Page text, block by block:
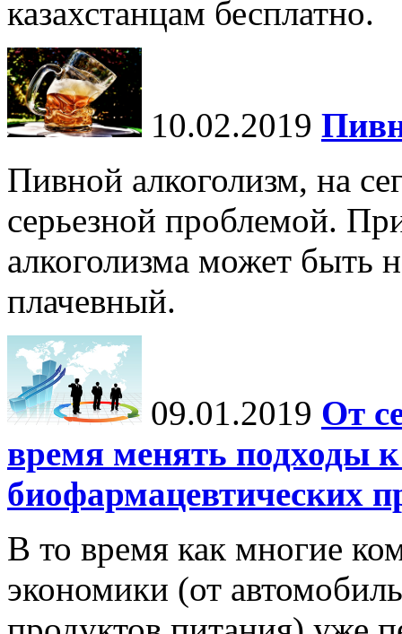
казахстанцам бесплатно.
10.02.2019
Пивной алкоголизм, на
серьезной проблемой.
алкоголизма может быть
плачевный.
09.01.2019 От
время менять подходы к
биофармацевтических
В то время как многие
экономики (от